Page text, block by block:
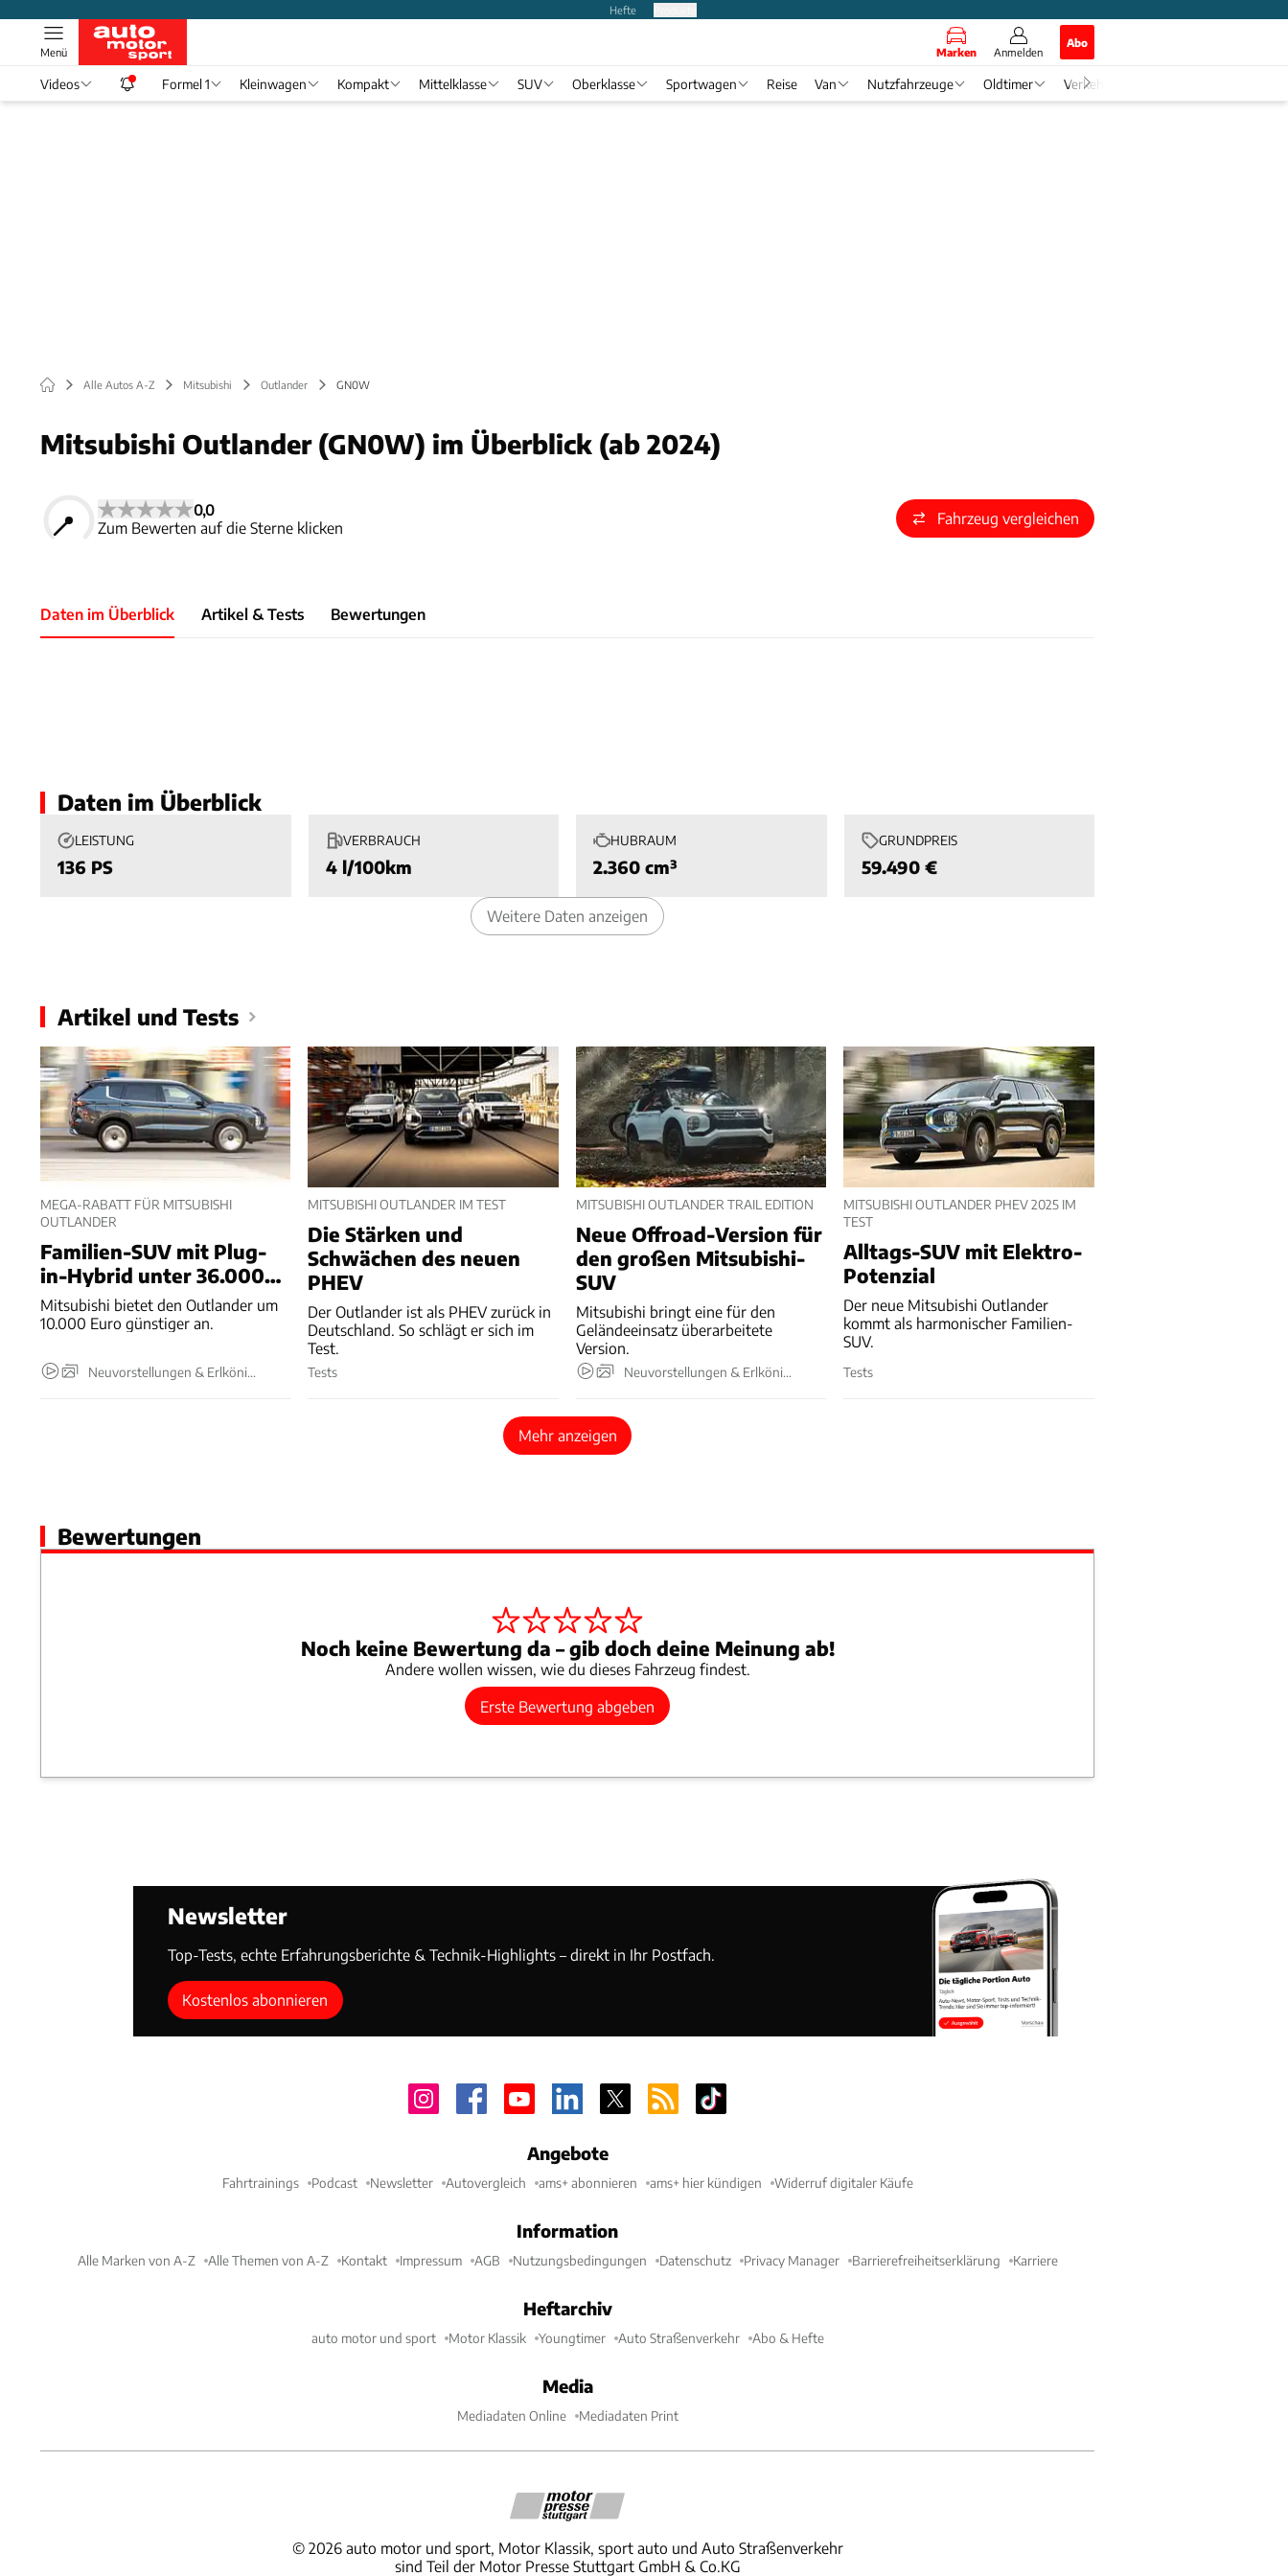
Hefte
Marken Anmelden
Abo
Menü
Videos Formel 1 Kleinwagen Kompakt Mittelklasse SUV Oberklasse Sportwagen Reise Van Nutzfahrzeuge Oldtimer Verkehr
Alle Autos A-Z Mitsubishi Outlander GN0W
Mitsubishi Outlander (GN0W) im Überblick (ab 2024)
0,0
Zum Bewerten auf die Sterne klicken
Fahrzeug vergleichen
Daten im Überblick Artikel & Tests Bewertungen
Daten im Überblick
LEISTUNG
136 PS
VERBRAUCH
4 l/100km
HUBRAUM
2.360 cm³
GRUNDPREIS
59.490 €
Weitere Daten anzeigen
Artikel und Tests
MEGA-RABATT FÜR MITSUBISHI
OUTLANDER
Familien-SUV mit Plug-
in-Hybrid unter 36.000
Euro
Mitsubishi bietet den Outlander um
10.000 Euro günstiger an.
Neuvorstellungen & Erlkönige
MITSUBISHI OUTLANDER IM TEST
Die Stärken und
Schwächen des neuen
PHEV
Der Outlander ist als PHEV zurück in
Deutschland. So schlägt er sich im
Test.
Tests
MITSUBISHI OUTLANDER TRAIL EDITION
Neue Offroad-Version für
den großen Mitsubishi-
SUV
Mitsubishi bringt eine für den
Geländeeinsatz überarbeitete
Version.
Neuvorstellungen & Erlkönige
MITSUBISHI OUTLANDER PHEV 2025 IM
TEST
Alltags-SUV mit Elektro-
Potenzial
Der neue Mitsubishi Outlander
kommt als harmonischer Familien-
SUV.
Tests
Mehr anzeigen
Bewertungen
Noch keine Bewertung da – gib doch deine Meinung ab!
Andere wollen wissen, wie du dieses Fahrzeug findest.
Erste Bewertung abgeben
Newsletter
Top-Tests, echte Erfahrungsberichte & Technik-Highlights – direkt in Ihr Postfach.
Kostenlos abonnieren
Angebote
Fahrtrainings Podcast Newsletter Autovergleich ams+ abonnieren ams+ hier kündigen Widerruf digitaler Käufe
Information
Alle Marken von A-Z Alle Themen von A-Z Kontakt Impressum AGB Nutzungsbedingungen Datenschutz Privacy Manager Barrierefreiheitserklärung Karriere
Heftarchiv
auto motor und sport Motor Klassik Youngtimer Auto Straßenverkehr Abo & Hefte
Media
Mediadaten Online Mediadaten Print
© 2026 auto motor und sport, Motor Klassik, sport auto und Auto Straßenverkehr
sind Teil der Motor Presse Stuttgart GmbH & Co.KG